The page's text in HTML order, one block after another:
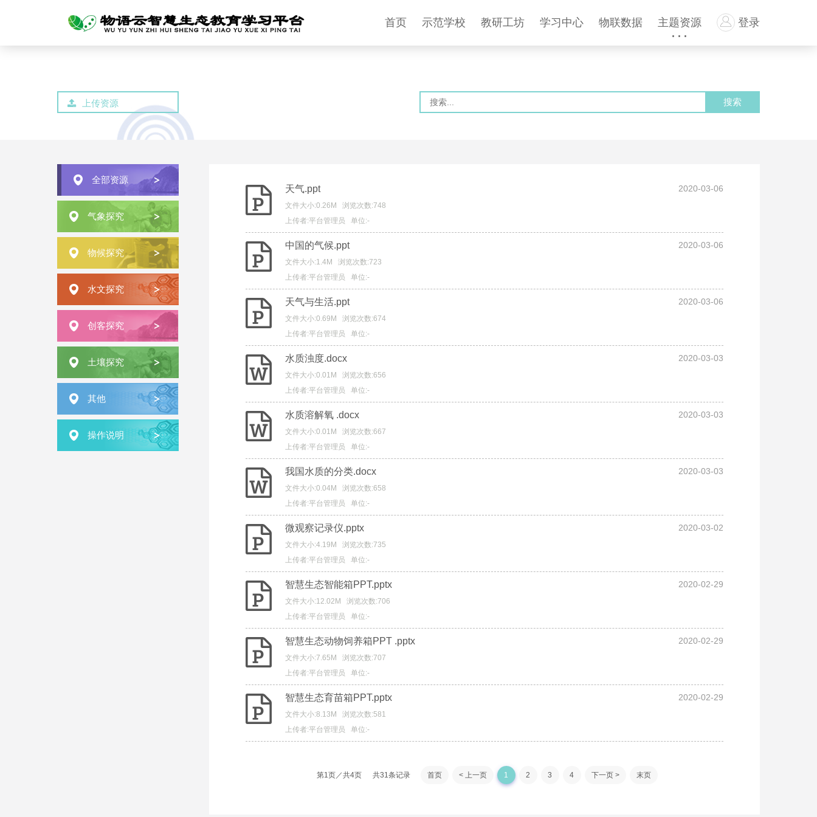
首页 示范学校 教研工坊 学习中心 物联数据 主题资源 登录
上传资源
全部资源
气象探究
物候探究
水文探究
创客探究
土壤探究
其他
操作说明
天气.ppt 2020-03-06
文件大小:0.26M
浏览次数:748
上传者:平台管理员
单位:-
中国的气候.ppt 2020-03-06
文件大小:1.4M
浏览次数:723
上传者:平台管理员
单位:-
天气与生活.ppt 2020-03-06
文件大小:0.69M
浏览次数:674
上传者:平台管理员
单位:-
水质浊度.docx 2020-03-03
文件大小:0.01M
浏览次数:656
上传者:平台管理员
单位:-
水质溶解氧 .docx 2020-03-03
文件大小:0.01M
浏览次数:667
上传者:平台管理员
单位:-
我国水质的分类.docx 2020-03-03
文件大小:0.04M
浏览次数:658
上传者:平台管理员
单位:-
微观察记录仪.pptx 2020-03-02
文件大小:4.19M
浏览次数:735
上传者:平台管理员
单位:-
智慧生态智能箱PPT.pptx 2020-02-29
文件大小:12.02M
浏览次数:706
上传者:平台管理员
单位:-
智慧生态动物饲养箱PPT .pptx 2020-02-29
文件大小:7.65M
浏览次数:707
上传者:平台管理员
单位:-
智慧生态育苗箱PPT.pptx 2020-02-29
文件大小:8.13M
浏览次数:581
上传者:平台管理员
单位:-
第1页／共4页 共31条记录 首页 < 上一页 1 2 3 4 下一页 > 末页